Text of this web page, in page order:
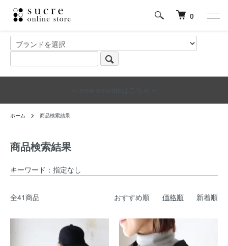
0
ホーム 商品検索結果
商品検索結果
キーワード：指定なし
全41商品 おすすめ順 価格順 新着順